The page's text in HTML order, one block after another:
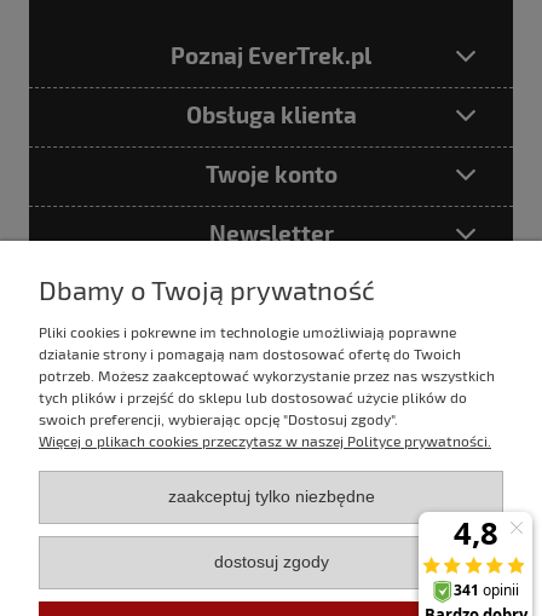
Poznaj EverTrek.pl
Obsługa klienta
Twoje konto
Newsletter
Podając adres e-mail akceptujesz
Politykę prywatności
E-mail:
sklep@evertrek.pl
Infolinia:
795 020 766
Dbamy o Twoją prywatność
Pliki cookies i pokrewne im technologie umożliwiają poprawne
działanie strony i pomagają nam dostosować ofertę do Twoich
potrzeb. Możesz zaakceptować wykorzystanie przez nas wszystkich
tych plików i przejść do sklepu lub dostosować użycie plików do
swoich preferencji, wybierając opcję "Dostosuj zgody".
Więcej o plikach cookies przeczytasz w naszej Polityce prywatności.
zaakceptuj tylko niezbędne
dostosuj zgody